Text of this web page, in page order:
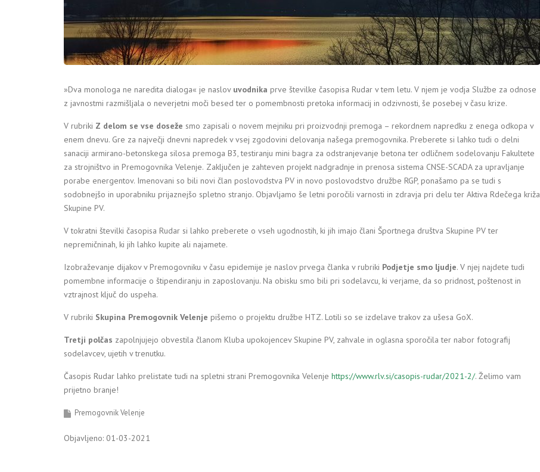
»Dva monologa ne naredita dialoga« je naslov uvodnika prve številke časopisa Rudar v tem letu. V njem je vodja Službe za odnose
z javnostmi razmišljala o neverjetni moči besed ter o pomembnosti pretoka informacij in odzivnosti, še posebej v času krize.
V rubriki Z delom se vse doseže smo zapisali o novem mejniku pri proizvodnji premoga – rekordnem napredku z enega odkopa v
enem dnevu. Gre za največji dnevni napredek v vsej zgodovini delovanja našega premogovnika. Preberete si lahko tudi o delni
sanaciji armirano-betonskega silosa premoga B3, testiranju mini bagra za odstranjevanje betona ter odličnem sodelovanju Fakultete
za strojništvo in Premogovnika Velenje. Zaključen je zahteven projekt nadgradnje in prenosa sistema CNSE-SCADA za upravljanje
porabe energentov. Imenovani so bili novi član poslovodstva PV in novo poslovodstvo družbe RGP, ponašamo pa se tudi s
sodobnejšo in uporabniku prijaznejšo spletno stranjo. Objavljamo še letni poročili varnosti in zdravja pri delu ter Aktiva Rdečega križa
Skupine PV.
V tokratni številki časopisa Rudar si lahko preberete o vseh ugodnostih, ki jih imajo člani Športnega društva Skupine PV ter
nepremičninah, ki jih lahko kupite ali najamete.
Izobraževanje dijakov v Premogovniku v času epidemije je naslov prvega članka v rubriki Podjetje smo ljudje. V njej najdete tudi
pomembne informacije o štipendiranju in zaposlovanju. Na obisku smo bili pri sodelavcu, ki verjame, da so pridnost, poštenost in
vztrajnost ključ do uspeha.
V rubriki Skupina Premogovnik Velenje pišemo o projektu družbe HTZ. Lotili so se izdelave trakov za ušesa GoX.
Tretji polčas zapolnjujejo obvestila članom Kluba upokojencev Skupine PV, zahvale in oglasna sporočila ter nabor fotografij
sodelavcev, ujetih v trenutku.
Časopis Rudar lahko prelistate tudi na spletni strani Premogovnika Velenje https://www.rlv.si/casopis-rudar/2021-2/. Želimo vam
prijetno branje!
Premogovnik Velenje
Objavljeno: 01-03-2021